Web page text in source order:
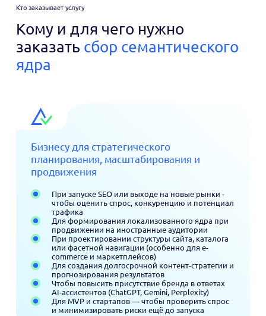
Кто заказывает услугу
Кому и для чего нужно
заказать сбор семантического
ядра
Бизнесу для стратегического
планирования, масштабирования и
продвижения
При запуске SEO или выходе на новые рынки -
чтобы оценить спрос, конкуренцию и потенциал
трафика
Для формирования локализованного ядра при
продвижении на иностранные аудитории
При проектировании структуры сайта, каталога
или фасетной навигации (особенно для e-
commerce и маркетплейсов)
Для создания долгосрочной контент-стратегии и
прогнозирования результатов
Чтобы повысить присутствие бренда в ответах
AI-ассистентов (ChatGPT, Gemini, Perplexity)
Для MVP и стартапов — чтобы проверить спрос
и минимизировать риски ещё до запуска